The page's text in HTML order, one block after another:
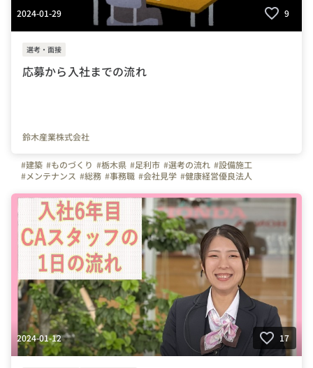
2024-01-29 9
選考・面接
応募から入社までの流れ
鈴木産業株式会社
#建築 #ものづくり #栃木県 #足利市 #選考の流れ #設備施工
#メンテナンス #総務 #事務職 #会社見学 #健康経営優良法人
2024-01-12 17